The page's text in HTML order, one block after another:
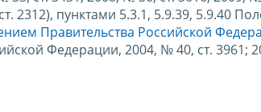
2312), пунктами 5.3.1, 5.9.39, 5.9.40
Правительства Российской
Федерации, 2004, № 40, ст. 3961;